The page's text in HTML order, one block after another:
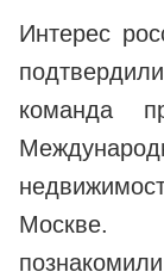
Интерес
команда
Москве.